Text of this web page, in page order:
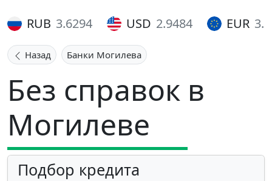
RUB 3.6294 USD 2.9484 EUR
Назад Банки Могилева
Без справок в
Могилеве
Подбор кредита